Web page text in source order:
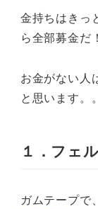
金持ちはきっ
ら全部募金だ
お金がない人
と思います。
１．フェ
ガムテープで